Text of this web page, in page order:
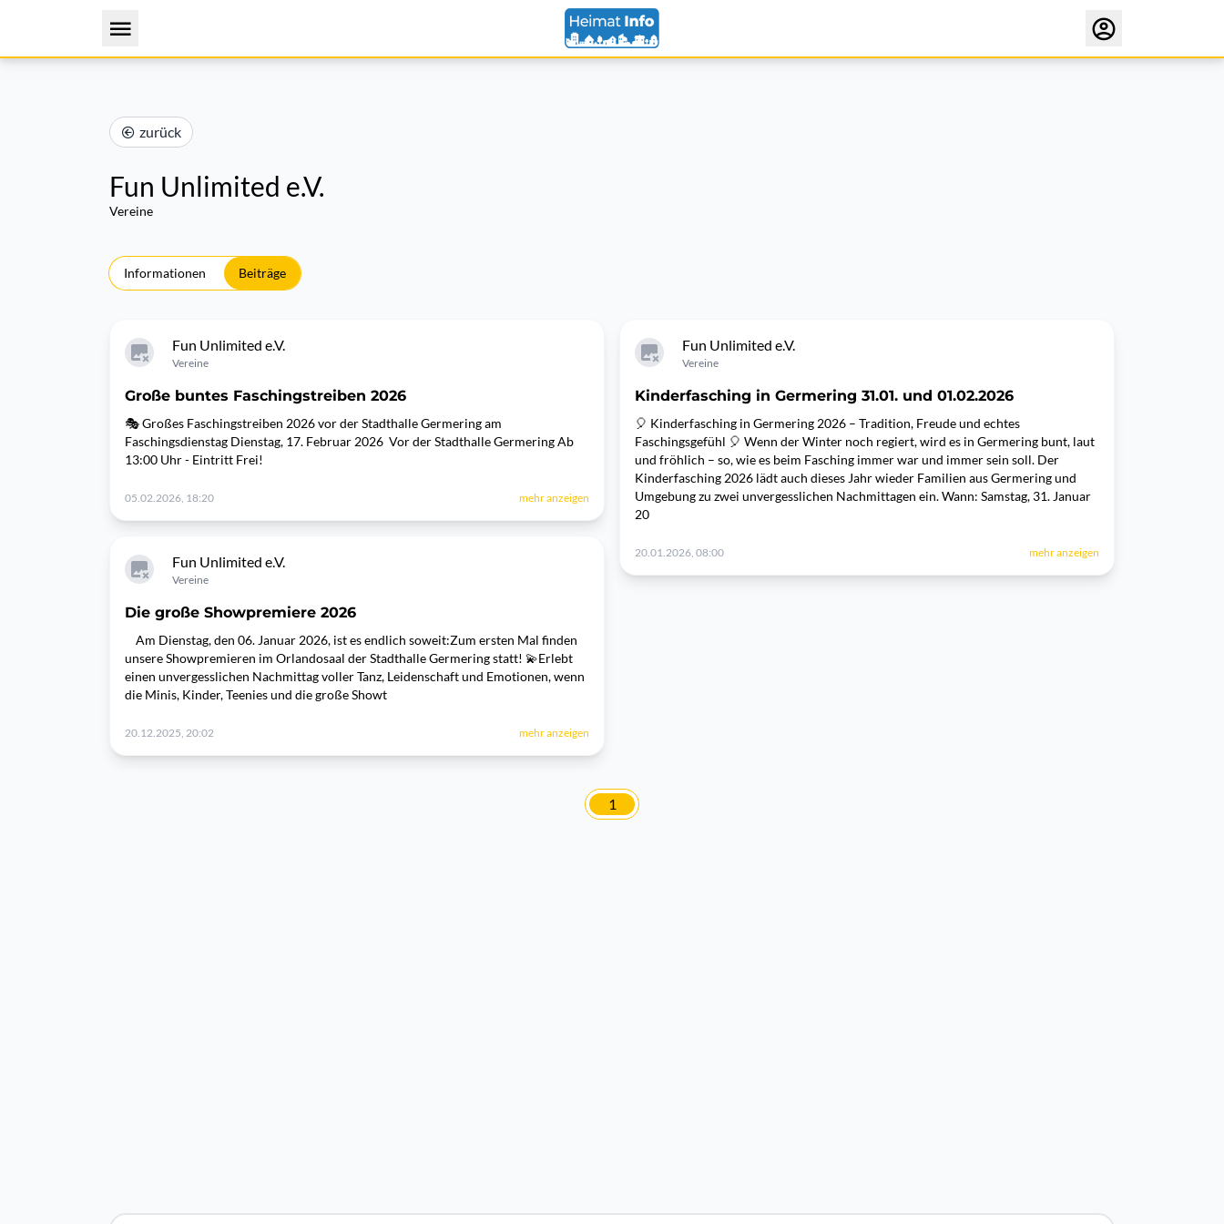
zurück
Fun Unlimited e.V.
Vereine
Informationen Beiträge
Fun Unlimited e.V.
Vereine
Große buntes Faschingstreiben 2026
🎭 Großes Faschingstreiben 2026 vor der Stadthalle Germering am
Faschingsdienstag Dienstag, 17. Februar 2026 ​ Vor der Stadthalle Germering Ab
13:00 Uhr - Eintritt Frei!
05.02.2026, 18:20 mehr anzeigen
Fun Unlimited e.V.
Vereine
Die große Showpremiere 2026
Am Dienstag, den 06. Januar 2026, ist es endlich soweit:Zum ersten Mal finden
unsere Showpremieren im Orlandosaal der Stadthalle Germering statt! 💫Erlebt
einen unvergesslichen Nachmittag voller Tanz, Leidenschaft und Emotionen, wenn
die Minis, Kinder, Teenies und die große Showt
20.12.2025, 20:02 mehr anzeigen
Fun Unlimited e.V.
Vereine
Kinderfasching in Germering 31.01. und 01.02.2026
🎈 Kinderfasching in Germering 2026 – Tradition, Freude und echtes
Faschingsgefühl 🎈 Wenn der Winter noch regiert, wird es in Germering bunt, laut
und fröhlich – so, wie es beim Fasching immer war und immer sein soll. Der
Kinderfasching 2026 lädt auch dieses Jahr wieder Familien aus Germering und
Umgebung zu zwei unvergesslichen Nachmittagen ein. Wann: Samstag, 31. Januar
20
20.01.2026, 08:00 mehr anzeigen
1